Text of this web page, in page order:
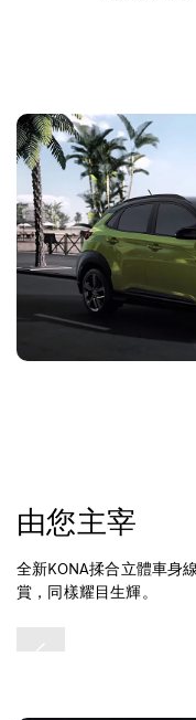
便利
規格
由您主宰
全新KONA揉合立體車身
賞，同樣耀目生輝。